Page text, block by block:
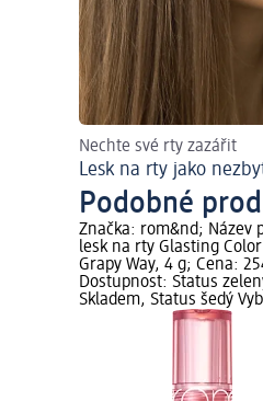
Nechte své rty zazářit
Lesk na rty jako
Podobné
Značka: rom&nd; Název
lesk na rty Glasting
Grapy Way, 4 g; Cena:
Dostupnost: Status
Skladem, Status šedý